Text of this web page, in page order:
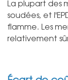
La plupart des
soudées, et
flamme. Les
relativement